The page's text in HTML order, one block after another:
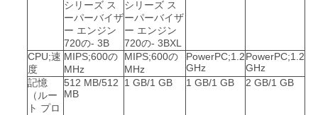
シリーズ ス
ーパーバイザ
ー エンジン
720の‑ 3B
シリーズ ス
ーパーバイザ
ー エンジン
720の‑ 3BXL
CPU;速
度
MIPS;600の
MHz
MIPS;600の
MHz
PowerPC;1.2
GHz
PowerPC;1.2
GHz
記憶
（ルー
ト プロ
512 MB/512
MB
1 GB/1 GB 1 GB/1 GB 2 GB/1 GB